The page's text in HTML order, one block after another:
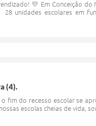
💛 Em Conceição
unidades escolares em
(4).
fim do recesso escolar se
escolas cheias de vida,